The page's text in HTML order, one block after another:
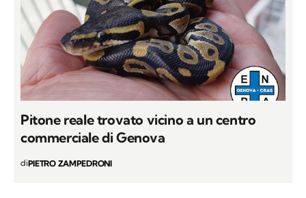
Pitone reale trovato vicino a un centro
commerciale di Genova
diPIETRO ZAMPEDRONI